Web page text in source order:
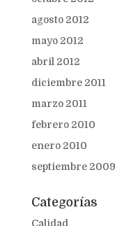
agosto 2012
mayo 2012
abril 2012
diciembre 2011
marzo 2011
febrero 2010
enero 2010
septiembre 2009
Categorías
Calidad